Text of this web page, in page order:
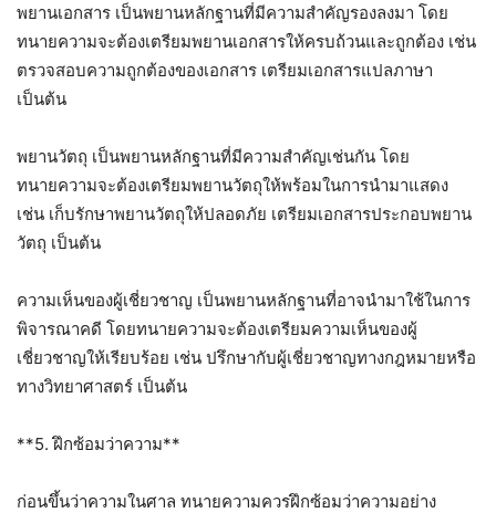
พยานเอกสาร เป็นพยานหลักฐานที่มีความสำคัญรองลงมา โดย
ทนายความจะต้องเตรียมพยานเอกสารให้ครบถ้วนและถูกต้อง เช่น
ตรวจสอบความถูกต้องของเอกสาร เตรียมเอกสารแปลภาษา
เป็นต้น
พยานวัตถุ เป็นพยานหลักฐานที่มีความสำคัญเช่นกัน โดย
ทนายความจะต้องเตรียมพยานวัตถุให้พร้อมในการนำมาแสดง
เช่น เก็บรักษาพยานวัตถุให้ปลอดภัย เตรียมเอกสารประกอบพยาน
วัตถุ เป็นต้น
ความเห็นของผู้เชี่ยวชาญ เป็นพยานหลักฐานที่อาจนำมาใช้ในการ
พิจารณาคดี โดยทนายความจะต้องเตรียมความเห็นของผู้
เชี่ยวชาญให้เรียบร้อย เช่น ปรึกษากับผู้เชี่ยวชาญทางกฎหมายหรือ
ทางวิทยาศาสตร์ เป็นต้น
**5. ฝึกซ้อมว่าความ**
ก่อนขึ้นว่าความในศาล ทนายความควรฝึกซ้อมว่าความอย่าง